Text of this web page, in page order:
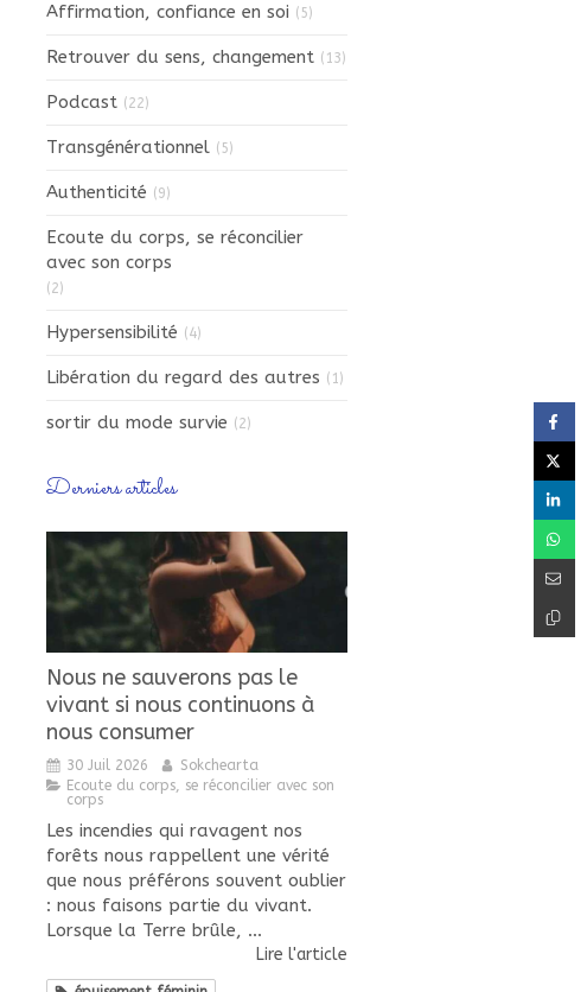
Affirmation, confiance en soi (5)
Retrouver du sens, changement (13)
Podcast (22)
Transgénérationnel (5)
Authenticité (9)
Ecoute du corps, se réconcilier
avec son corps
(2)
Hypersensibilité (4)
Libération du regard des autres (1)
sortir du mode survie (2)
Derniers articles
Nous ne sauverons pas le
vivant si nous continuons à
nous consumer
30 Juil 2026
Sokchearta
Ecoute du corps, se réconcilier avec son
corps
Les incendies qui ravagent nos
forêts nous rappellent une vérité
que nous préférons souvent oublier
: nous faisons partie du vivant.
Lorsque la Terre brûle, ...
Lire l'article